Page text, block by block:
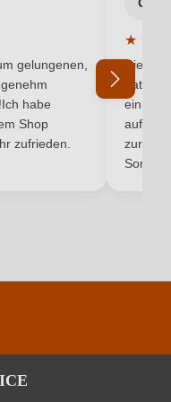
Weiß
vergessen
von 5 von 5 Sternen
gelungenen,
habe
Shop
zufrieden.
★ ★
Die
hat
einmal
auf
zurück
Son...